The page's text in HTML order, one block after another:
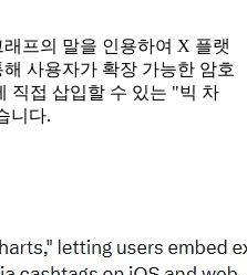
프의 말을 인용하여 X 플랫
사용자가 확장 가능한 암호
직접 삽입할 수 있는 "빅 차
니다.